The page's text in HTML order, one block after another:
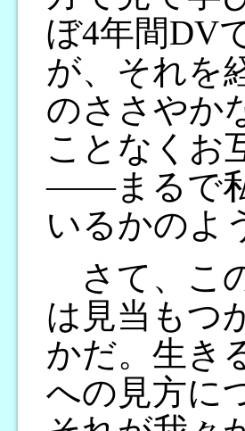
ぼ4年間DV
が、それを
のささやか
ことなくお
――まるで
いるかのよ
さて、こ
は見当もつ
かだ。生き
への見方に